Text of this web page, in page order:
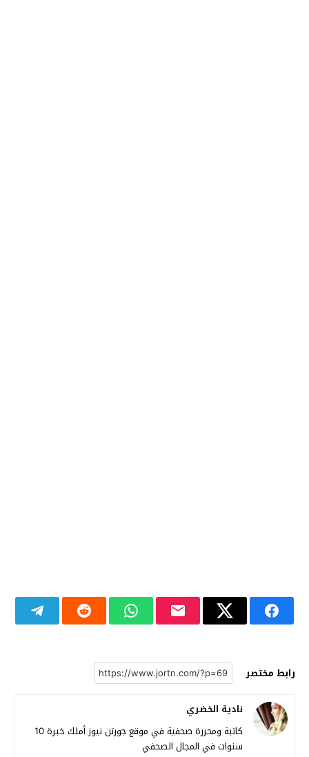
رابط مختصر
نادية الخضري
كاتبة ومحررة صحفية في موقع جورتن نيوز أملك خبرة 10
سنوات في المجال الصحفي